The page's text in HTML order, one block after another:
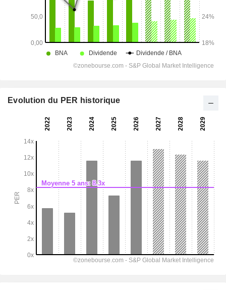
Evolution du PER historique